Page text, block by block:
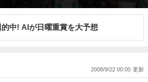
中! AIが日曜重賞を大予想
2008/9/22 00:00